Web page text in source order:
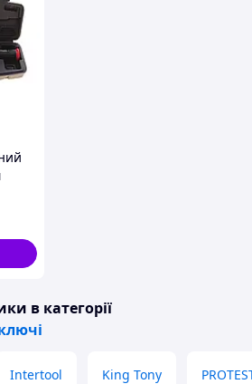
в категорії
Intertool King Tony